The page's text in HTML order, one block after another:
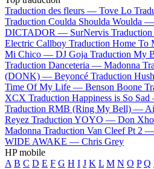
Traduction des fleurs — Tove Lo
Traduction Coulda Shoulda Woulda —
DICTADOR — SurNervis
Electric Callboy Traduction Home
Mi Chico — DJ Goja Traduction My
Traduction Danceteria — Madonna
(DONK) — Beyoncé Traduction
Time Of My Life — Benson Boone
XCX Traduction Happiness is So
Traduction RMB (Ring My Bell) —
Reyez Traduction YOYO — Don
Madonna Traduction Van Cleef Pt 2 —
WIDE AWAKE — Chris Grey
HP mobile
A B C D E F G H I J K L M N O P Q